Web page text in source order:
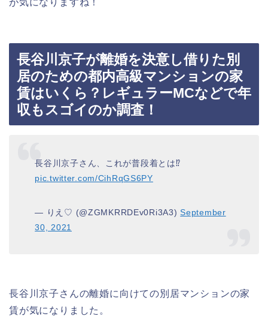
長谷川京子が離婚を決意し借りた別
居のための都内高級マンションの家
賃はいくら？レギュラーMCなどで年
収もスゴイのか調査！
長谷川京子さん、これが普段着とは⁉︎
pic.twitter.com/CihRqGS6PY
— りえ♡ (@ZGMKRRDEv0Ri3A3)September
30, 2021
長谷川京子さんの離婚に向けての別居マンションの家
賃が気になりました。